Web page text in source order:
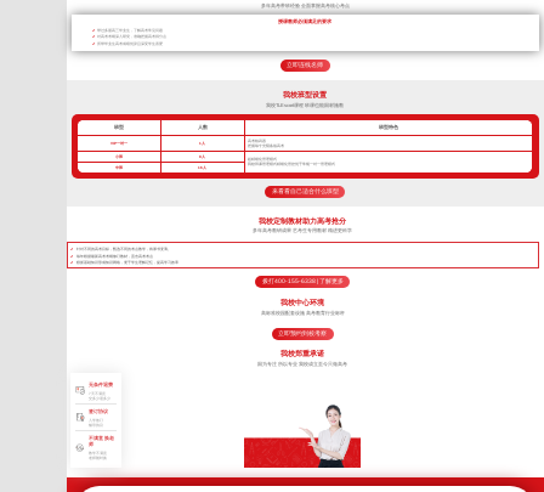
多年高考带班经验 全面掌握高考核心考点
授课教师必须满足的要求
带过多届高三毕业生，了解高考常见问题
对高考考纲深入研究，准确把握高考得分点
所带毕业生高考成绩优异且深受学生喜爱
立即连线名师
我校班型设置
我校TLEscort课程 班课也能因材施教
班型 人数 班型特色
VIP一对一 1人
高考核武器
把握每寸光阴备战高考
小班 8人
超精细化管理模式
我校班课管理模式精细化管控优于常规一对一管理模式
中班 16人
来看看自己适合什么班型
我校定制教材助力高考抢分
多年高考教研成果 艺考生专用教材 精进更科学
针对不同的高考目标，甄选不同的考点教学，将厚书变薄。
每年根据最新高考考纲修订教材，直击高考考点
狠抓基础知识形成知识网络，便于学生理解记忆，提高学习效率
拨打400-155-6338 | 了解更多
我校中心环境
高标准校园配套设施 高考教育行业标杆
立即预约到校考察
我校郑重承诺
因为专注 所以专业 我校成立至今只做高考
无条件退费
7天不满意
交多少退多少
签订协议
入学签订
辅导协议
不满意 换老
师
教学不满意
老师随时换